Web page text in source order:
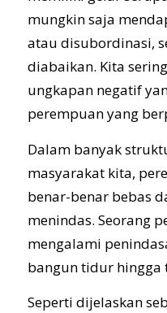
mungkin saja
atau disubordinasi,
diabaikan. Kita
ungkapan negatif
perempuan yang
Dalam banyak
masyarakat kita,
benar-benar bebas
menindas. Seorang
mengalami
bangun tidur hingga
Seperti dijelaskan